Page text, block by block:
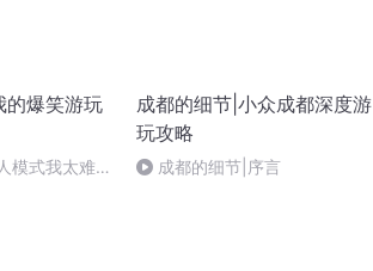
的爆笑游玩
模式我太难
成都的细节|小众成都深度游
玩攻略
成都的细节|序言